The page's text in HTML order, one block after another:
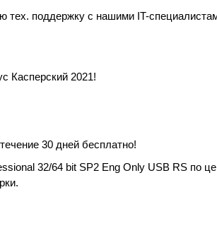
тех. поддержку с нашими IT-
Касперский 2021!
30 дней бесплатно!
32/64 bit SP2 Eng Only USB RS по